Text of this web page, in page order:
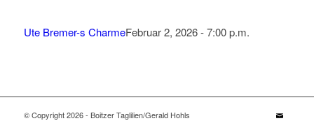
Ute Bremer-s CharmeFebruar 2, 2026 - 7:00 p.m.
© Copyright 2026 - Boitzer Taglilien/Gerald Hohls